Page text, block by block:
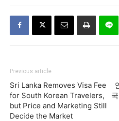
Previous article
Sri Lanka Removes Visa Fee
for South Korean Travelers,
but Price and Marketing Still
Decide the Market